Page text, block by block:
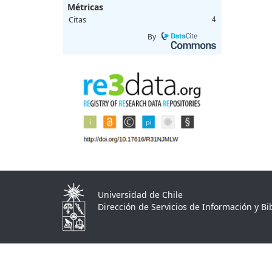
Métricas
Citas 4
By
Universidad de Chile
Dirección de Servicios de Información y